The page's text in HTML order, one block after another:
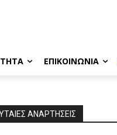
ΕΠΙΚΟΙΝΩΝΊΑ
ΑΝΑΡΤΗΣΕΙΣ